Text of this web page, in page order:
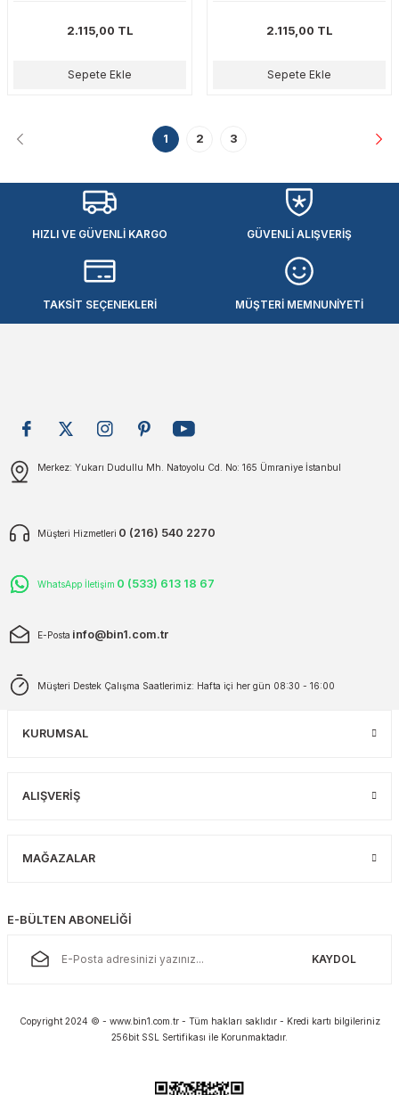
2.115,00 TL
Sepete Ekle
2.115,00 TL
Sepete Ekle
1 2 3
HIZLI VE GÜVENLİ KARGO GÜVENLİ ALIŞVERİŞ
TAKSİT SEÇENEKLERİ MÜŞTERİ MEMNUNİYETİ
Merkez: Yukarı Dudullu Mh. Natoyolu Cd. No: 165 Ümraniye İstanbul
Müşteri Hizmetleri 0 (216) 540 2270
WhatsApp İletişim 0 (533) 613 18 67
E-Posta info@bin1.com.tr
Müşteri Destek Çalışma Saatlerimiz: Hafta içi her gün 08:30 - 16:00
KURUMSAL
ALIŞVERİŞ
MAĞAZALAR
E-BÜLTEN ABONELİĞİ
KAYDOL
Copyright 2024 © - www.bin1.com.tr - Tüm hakları saklıdır - Kredi kartı bilgileriniz
256bit SSL Sertifikası ile Korunmaktadır.